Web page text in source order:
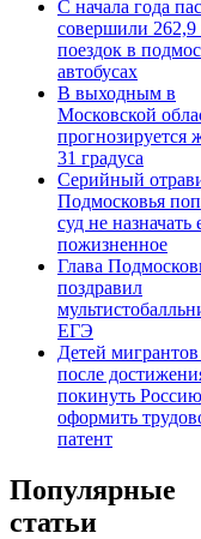
С начала года
совершили 262,9
поездок в
автобусах
В выходным в
Московской
прогнозируется
31 градуса
Серийный
Подмосковья
суд не назначать
пожизненное
Глава
поздравил
ЕГЭ
Детей мигрантов
после
покинуть
оформить
патент
Популярные
статьи